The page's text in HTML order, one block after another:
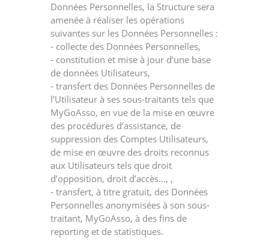
Données Personnelles, la Structure sera
amenée à réaliser les opérations
suivantes sur les Données Personnelles :
- collecte des Données Personnelles,
- constitution et mise à jour d’une base
de données Utilisateurs,
- transfert des Données Personnelles de
l’Utilisateur à ses sous-traitants tels que
MyGoAsso, en vue de la mise en œuvre
des procédures d’assistance, de
suppression des Comptes Utilisateurs,
de mise en œuvre des droits reconnus
aux Utilisateurs tels que droit
d’opposition, droit d’accès…, ,
- transfert, à titre gratuit, des Données
Personnelles anonymisées à son sous-
traitant, MyGoAsso, à des fins de
reporting et de statistiques.